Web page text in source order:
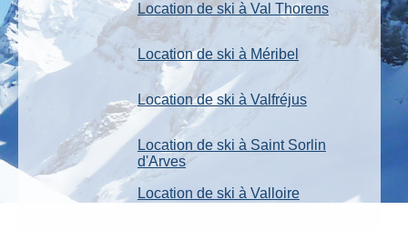
Location de ski à Val Thorens
Location de ski à Méribel
Location de ski à Valfréjus
Location de ski à Saint Sorlin
d'Arves
Location de ski à Valloire